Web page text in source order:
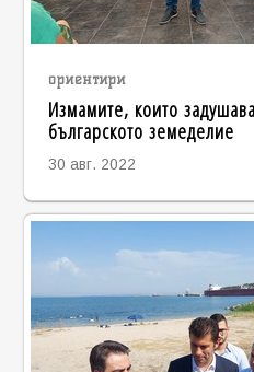
ориентири
Измамите, които
българското земеделие
30 авг. 2022